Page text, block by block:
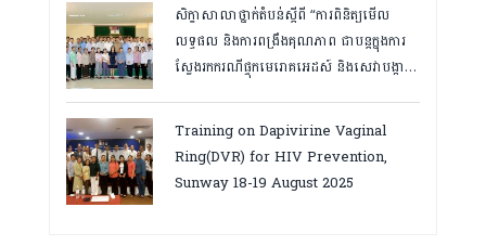
សិក្ខាសាលាថ្នាក់តំបន់ស្តីពី “ការពិនិត្យមើល
លទ្ធផល និងការពង្រឹងគុណភាព ជាបន្តក្នុងការ
ស្វែងរកករណីផ្ទុកមេរោគអេដស៍ និងសេវាបង្ការ
សម្រេចគោលដៅ ៩៥-៩៥-៩៥”, តាកែវ
ថ្ងៃទី១២-១៣ សីហា ២០២៥
Training on Dapivirine Vaginal
Ring(DVR) for HIV Prevention,
Sunway 18-19 August 2025